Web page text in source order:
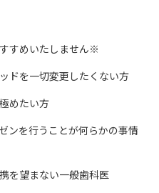
すめいたしません※
を一切変更したくない方
めたい方
を行うことが何らかの事情
を望まない一般歯科医